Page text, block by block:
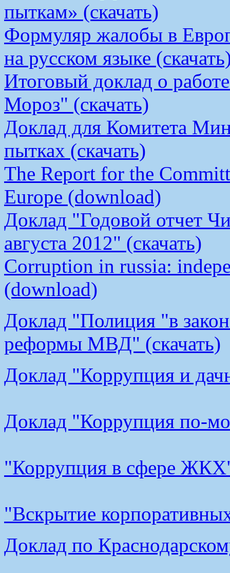
пыткам» (скачать)
Формуляр жалобы в
на русском языке
Итоговый доклад о
Мороз" (скачать)
Доклад для Комитета
пытках (скачать)
The Report for the
Europe (download)
Доклад "Годовой отчет
августа 2012" (скачать)
Corruption in russia:
(download)
Доклад "Полиция "в
реформы МВД" (скачать)
Доклад "Коррупция и
Доклад "Коррупция по-
"Коррупция в сфере ЖКХ"
"Вскрытие
Доклад по